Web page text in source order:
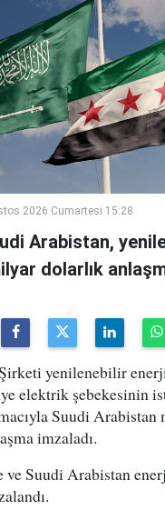
2026 Cumartesi 15:28
Arabistan,
dolarlık
yenilenebilir
elektrik şebekesinin
Suudi
imzaladı.
Suudi Arabistan